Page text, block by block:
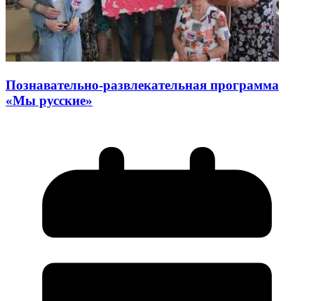
Познавательно-развлекательная программа
«Мы русские»